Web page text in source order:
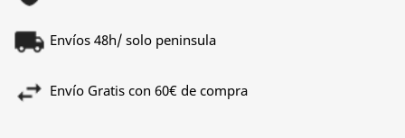
Envíos 48h/ solo peninsula
Envío Gratis con 60€ de compra